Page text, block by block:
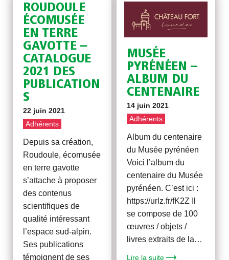
ROUDOULE
ÉCOMUSÉE
EN TERRE
GAVOTTE –
CATALOGUE
2021 DES
PUBLICATION
S
22 juin 2021
Adhérents
Depuis sa création,
Roudoule, écomusée
en terre gavotte
s’attache à proposer
des contenus
scientifiques de
qualité intéressant
l’espace sud-alpin.
Ses publications
témoignent de ses
MUSÉE
PYRÉNÉEN –
ALBUM DU
CENTENAIRE
14 juin 2021
Adhérents
Album du centenaire
du Musée pyrénéen
Voici l’album du
centenaire du Musée
pyrénéen. C’est ici :
https://urlz.fr/fK2Z Il
se compose de 100
œuvres / objets /
livres extraits de la…
Lire la suite